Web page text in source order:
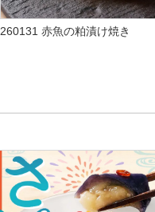
260131 赤魚の粕漬け焼き